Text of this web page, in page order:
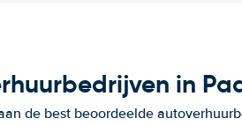
in
de best beoordeelde